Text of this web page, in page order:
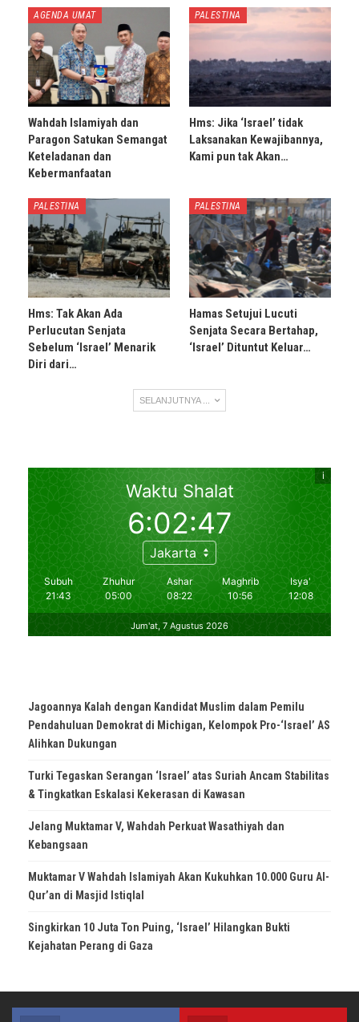
AGENDA UMAT
Wahdah Islamiyah dan
Paragon Satukan Semangat
Keteladanan dan
Kebermanfaatan
PALESTINA
Hms: Jika ‘Israel’ tidak
Laksanakan Kewajibannya,
Kami pun tak Akan…
PALESTINA
Hms: Tak Akan Ada
Perlucutan Senjata
Sebelum ‘Israel’ Menarik
Diri dari…
PALESTINA
Hamas Setujui Lucuti
Senjata Secara Bertahap,
‘Israel’ Dituntut Keluar…
SELANJUTNYA ...
Jagoannya Kalah dengan Kandidat Muslim dalam Pemilu
Pendahuluan Demokrat di Michigan, Kelompok Pro-‘Israel’ AS
Alihkan Dukungan
Turki Tegaskan Serangan ‘Israel’ atas Suriah Ancam Stabilitas
& Tingkatkan Eskalasi Kekerasan di Kawasan
Jelang Muktamar V, Wahdah Perkuat Wasathiyah dan
Kebangsaan
Muktamar V Wahdah Islamiyah Akan Kukuhkan 10.000 Guru Al-
Qur’an di Masjid Istiqlal
Singkirkan 10 Juta Ton Puing, ‘Israel’ Hilangkan Bukti
Kejahatan Perang di Gaza